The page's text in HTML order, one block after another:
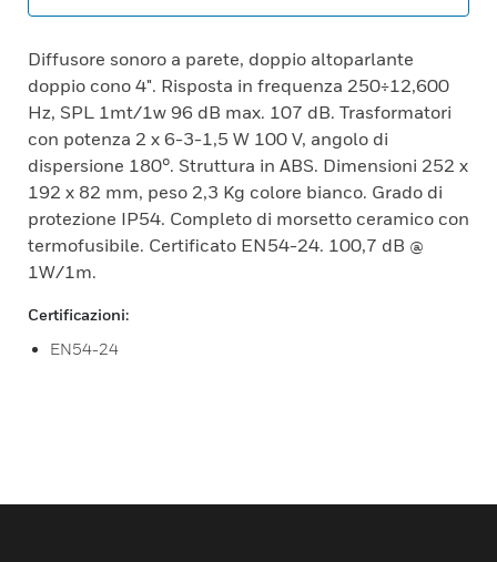
Diffusore sonoro a parete, doppio altoparlante
doppio cono 4". Risposta in frequenza 250÷12,600
Hz, SPL 1mt/1w 96 dB max. 107 dB. Trasformatori
con potenza 2 x 6-3-1,5 W 100 V, angolo di
dispersione 180°. Struttura in ABS. Dimensioni 252 x
192 x 82 mm, peso 2,3 Kg colore bianco. Grado di
protezione IP54. Completo di morsetto ceramico con
termofusibile. Certificato EN54-24. 100,7 dB @
1W/1m.
Certificazioni:
EN54-24